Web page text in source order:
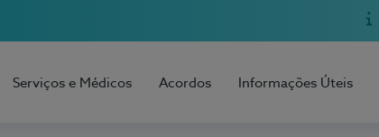
Serviços e Médicos Acordos Informações Úteis